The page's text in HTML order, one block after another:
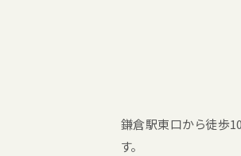
鎌倉駅東口から徒歩
す。